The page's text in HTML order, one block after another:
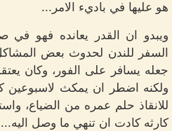
هو عليها في باديء الامر...
ويبدو ان القدر يعانده فهو في
السفر للندن لحدوث بعض
جعله يسافر على الفور، وكان
ولكنه اضطر ان يمكث لاسبوعين
للانقاذ حلم عمره من الضياع،
كارثه كادت ان تنهي ما وصل اليه...